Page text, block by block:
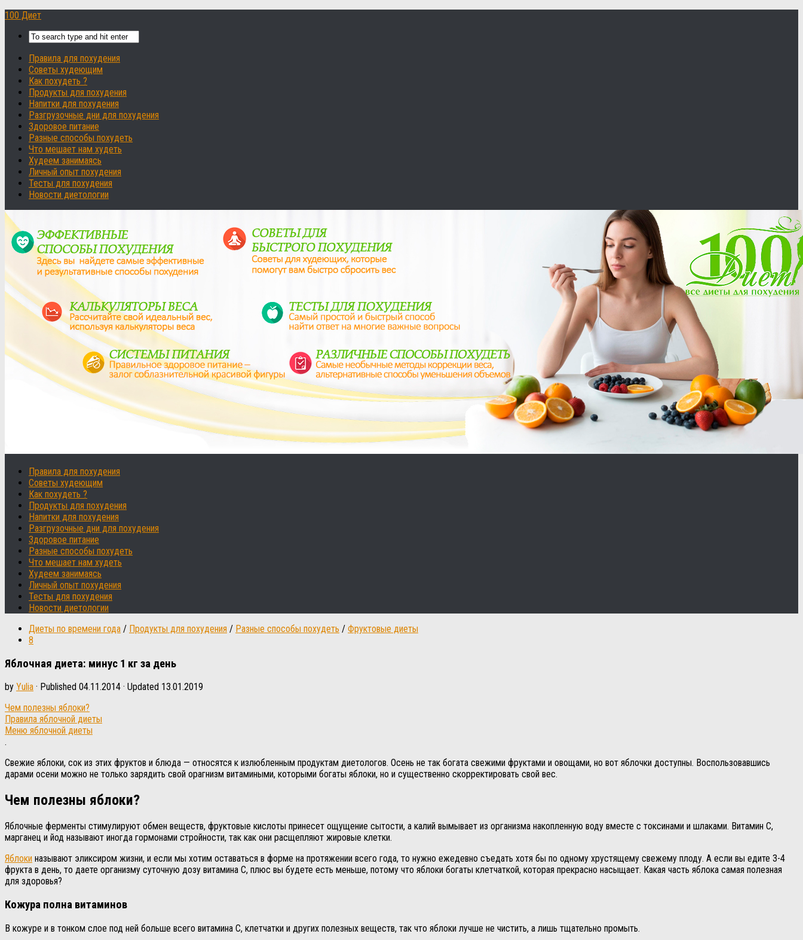
100 Диет
Правила для похудения
Советы худеющим
Как похудеть ?
Продукты для похудения
Напитки для похудения
Разгрузочные дни для похудения
Здоровое питание
Разные способы похудеть
Что мешает нам худеть
Худеем занимаясь
Личный опыт похудения
Тесты для похудения
Новости диетологии
Правила для похудения
Советы худеющим
Как похудеть ?
Продукты для похудения
Напитки для похудения
Разгрузочные дни для похудения
Здоровое питание
Разные способы похудеть
Что мешает нам худеть
Худеем занимаясь
Личный опыт похудения
Тесты для похудения
Новости диетологии
Диеты по времени года / Продукты для похудения / Разные способы похудеть / Фруктовые диеты
8
Яблочная диета: минус 1 кг за день
by Yulia · Published 04.11.2014 · Updated 13.01.2019
Чем полезны яблоки?
Правила яблочной диеты
Меню яблочной диеты
.
Свежие яблоки, сок из этих фруктов и блюда — относятся к излюбленным продуктам диетологов. Осень не так богата свежими фруктами и овощами, но вот яблочки доступны. Воспользовавшись
дарами осени можно не только зарядить свой орагнизм витамиными, которыми богаты яблоки, но и существенно скорректировать свой вес.
Чем полезны яблоки?
Яблочные ферменты стимулируют обмен веществ, фруктовые кислоты принесет ощущение сытости, а калий вымывает из организма накопленную воду вместе с токсинами и шлаками. Витамин С,
марганец и йод называют иногда гормонами стройности, так как они расщепляют жировые клетки.
Яблоки называют эликсиром жизни, и если мы хотим оставаться в форме на протяжении всего года, то нужно ежедевно съедать хотя бы по одному хрустящему свежему плоду. А если вы едите 3-4
фрукта в день, то даете организму суточную дозу витамина С, плюс вы будете есть меньше, потому что яблоки богаты клетчаткой, которая прекрасно насыщает. Какая часть яблока самая полезная
для здоровья?
Кожура полна витаминов
В кожуре и в тонком слое под ней больше всего витамина С, клетчатки и других полезных веществ, так что яблоки лучше не чистить, а лишь тщательно промыть.